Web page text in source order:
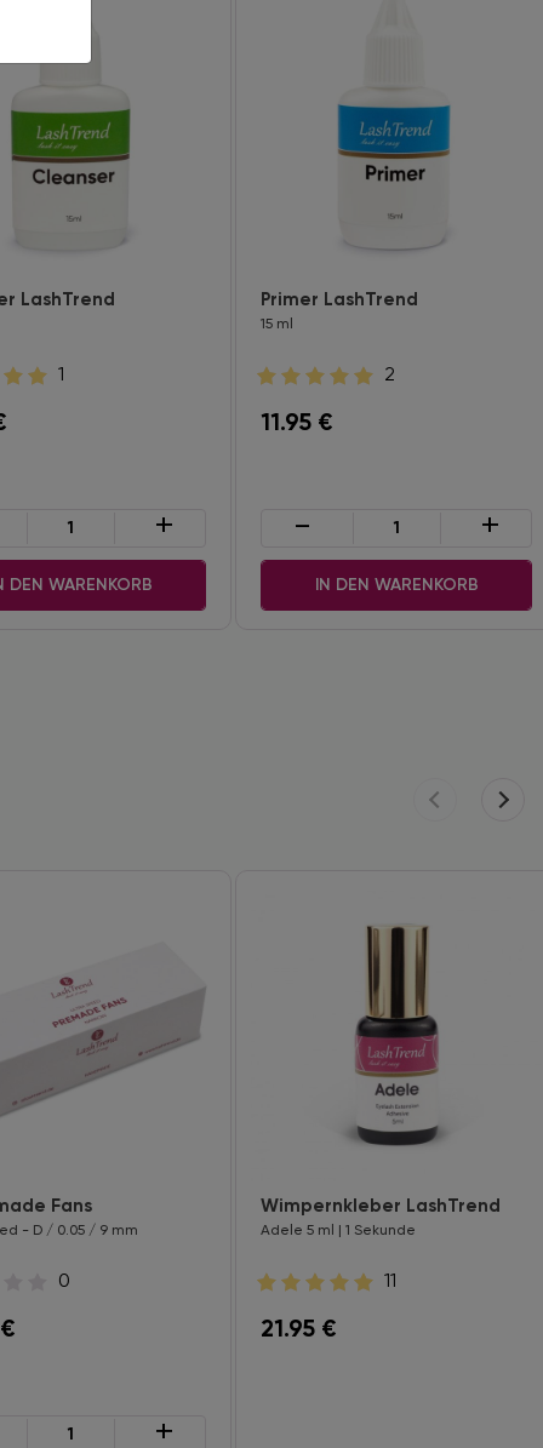
LashTrend
1
+
DEN WARENKORB
Primer LashTrend
15 ml
2
11.95 €
- +
IN DEN WARENKORB
Fans
- D / 0.05 / 9 mm
0
+
Wimpernkleber LashTrend
Adele 5 ml | 1 Sekunde
11
21.95 €